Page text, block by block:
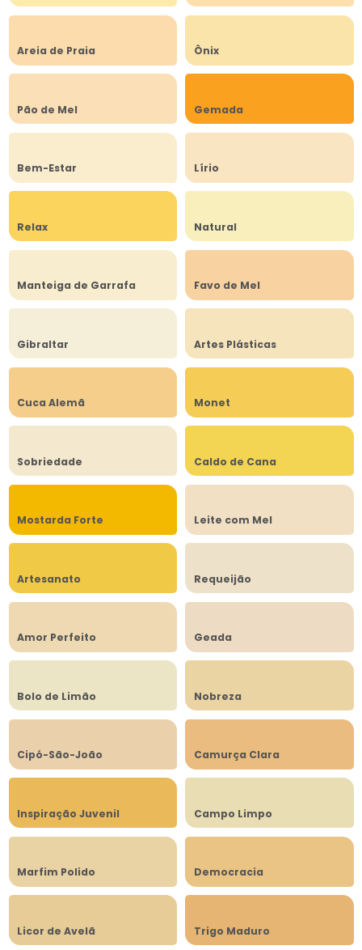
Areia de Praia Ônix
Pão de Mel Gemada
Bem-Estar Lírio
Relax Natural
Manteiga de Garrafa Favo de Mel
Gibraltar Artes Plásticas
Cuca Alemã Monet
Sobriedade Caldo de Cana
Mostarda Forte Leite com Mel
Artesanato Requeijão
Amor Perfeito Geada
Bolo de Limão Nobreza
Cipó-São-João Camurça Clara
Inspiração Juvenil Campo Limpo
Marfim Polido Democracia
Licor de Avelã Trigo Maduro